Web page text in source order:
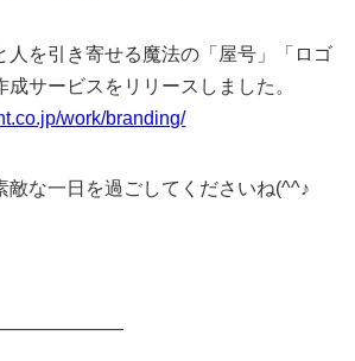
人を引き寄せる魔法の「屋号」「ロゴ
サービスをリリースしました。
work/branding/
敵な一日を過ごしてくださいね(^^♪